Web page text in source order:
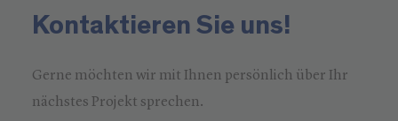
Kontaktieren Sie uns!
Gerne möchten wir mit Ihnen persönlich über Ihr
nächstes Projekt sprechen.